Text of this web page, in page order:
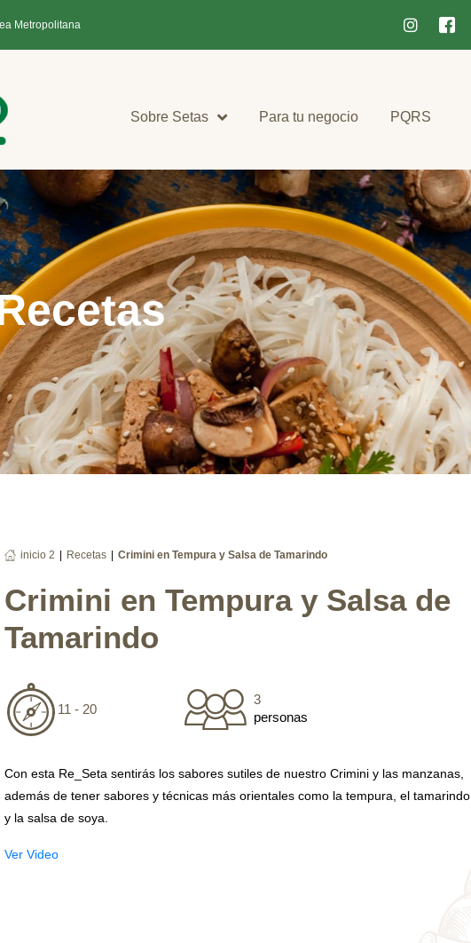
Metropolitana
Sobre Setas Para tu negocio PQRS
inicio 2 Recetas Crimini en Tempura y Salsa de Tamarindo
Crimini en Tempura y Salsa de
Tamarindo
11 - 20
3
personas
Con esta Re_Seta sentirás los sabores sutiles de nuestro Crimini y las manzanas,
además de tener sabores y técnicas más orientales como la tempura, el tamarindo
y la salsa de soya.
Ver Video